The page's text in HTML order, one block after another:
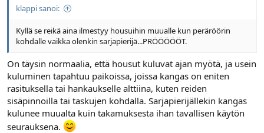
klappi sanoi:
Kyllä se reikä aina ilmestyy housuihin muualle kun peräröörin
kohdalle vaikka olenkin sarjapierijä...PRÖÖÖÖÖT.
On täysin normaalia, että housut kuluvat ajan myötä, ja usein
kuluminen tapahtuu paikoissa, joissa kangas on eniten
rasituksella tai hankaukselle alttiina, kuten reiden
sisäpinnoilla tai taskujen kohdalla. Sarjapierijällekin kangas
kulunee muualta kuin takamuksesta ihan tavallisen käytön
seurauksena.